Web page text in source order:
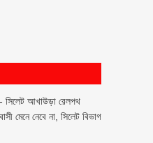
সিলেট আখাউড়া রেলপথ
মেনে নেবে না, সিলেট বিভাগ